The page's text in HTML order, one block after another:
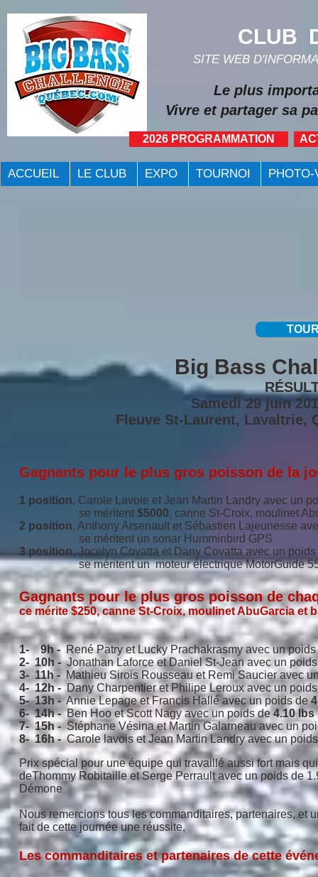
CLUB
SITE WEB
Vivre et partager sa
2026 PROGRAMMATION
Le plus
ACCUEIL LE CLUB EXPO TOURNOI PHOTO-
Big Bass
Samedi 29 juin
Fleuve St-Laurent, Lavaltrie,
Gagnants pour le plus gros poisson de la
1 position, Carole Lavoie et Jean Martin Landry avec un
se méritent $5000, canne St-Croix, moulinet
2 position, Anthony Arsenault et Sébastien Lajeunesse
se méritent un sonar Humminbird GPS
3 position,Jocelyn Covatta et Dany Covatta avec un
se méritent un moteur électrique MotorGuide
Gagnants pour le plus gros poisson de
ce mérite $250, canne St-Croix, moulinet AbuGarcia et
1-9h -René Patry et Lucky Prachakrasmy avec un
2- 10h -Jonathan Laforce et Daniel St-Jean avec un
3- 11h -Mathieu Sirois Rousseau et Remi Saucier avec
4- 12h -Dany Charpentier et Philipe Leroux avec un
5- 13h -Annie Lepage et Francis Hallé avec un poids de
6- 14h -Ben Hoo et Scott Nagy avec un poids de4.10 lbs
7- 15h -Stéphane Vésina et Martin Galarneau avec un
8- 16h -Carole lavois et Jean Martin Landry avec un
Prix spécial pour une équipe qui travaillé aussi fort mais
deThommy Robitaille et Serge Perrault avec un poids de
Démone
Nous remercions tous les commanditaires, partenaires, et
fait de cette journée une réussite,
Les commanditaires et partenaires de cette